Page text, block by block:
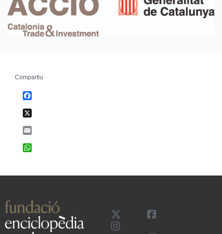
Compartiu